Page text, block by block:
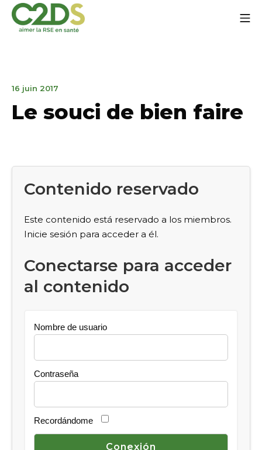
contenido
16 juin 2017
2021
Le souci de bien faire
Contenido reservado
Este contenido está reservado a los miembros.
Inicie sesión para acceder a él.
Conectarse para acceder
al contenido
Nombre de usuario
Contraseña
Recordándome